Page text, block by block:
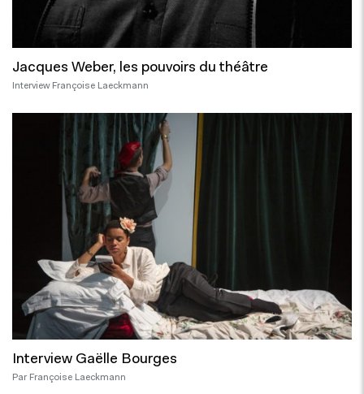
Jacques Weber, les pouvoirs du théâtre
Interview Françoise Laeckmann
Interview Gaëlle Bourges
Par Françoise Laeckmann